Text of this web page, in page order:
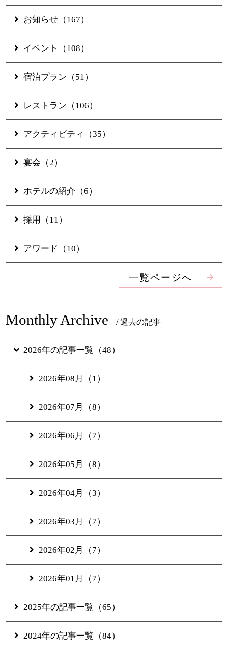
Pool/Facilities
Restaurants & Bar
Banquet
Experience
Access
Online Shop
JUNGLIA OKINAWA
Official Partner Hotel
お問い合わせ
ホテル情報
特定商取引法に基づく表示ギャラリー
電子パンフレット
お知らせ（167）
イベント（108）
宿泊プラン（51）
レストラン（106）
アクティビティ（35）
宴会（2）
ホテルの紹介（6）
採用（11）
アワード（10）
一覧ページへ
Monthly Archive / 過去の記事
2026年の記事一覧（48）
2026年08月（1）
2026年07月（8）
2026年06月（7）
2026年05月（8）
2026年04月（3）
2026年03月（7）
2026年02月（7）
2026年01月（7）
2025年の記事一覧（65）
2024年の記事一覧（84）